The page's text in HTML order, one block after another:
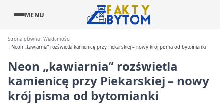
MENU
Strona główna Wiadomości
Neon „kawiarnia” rozświetla kamienicę przy Piekarskiej – nowy krój pisma od bytomianki
Neon „kawiarnia” rozświetla
kamienicę przy Piekarskiej – nowy
krój pisma od bytomianki